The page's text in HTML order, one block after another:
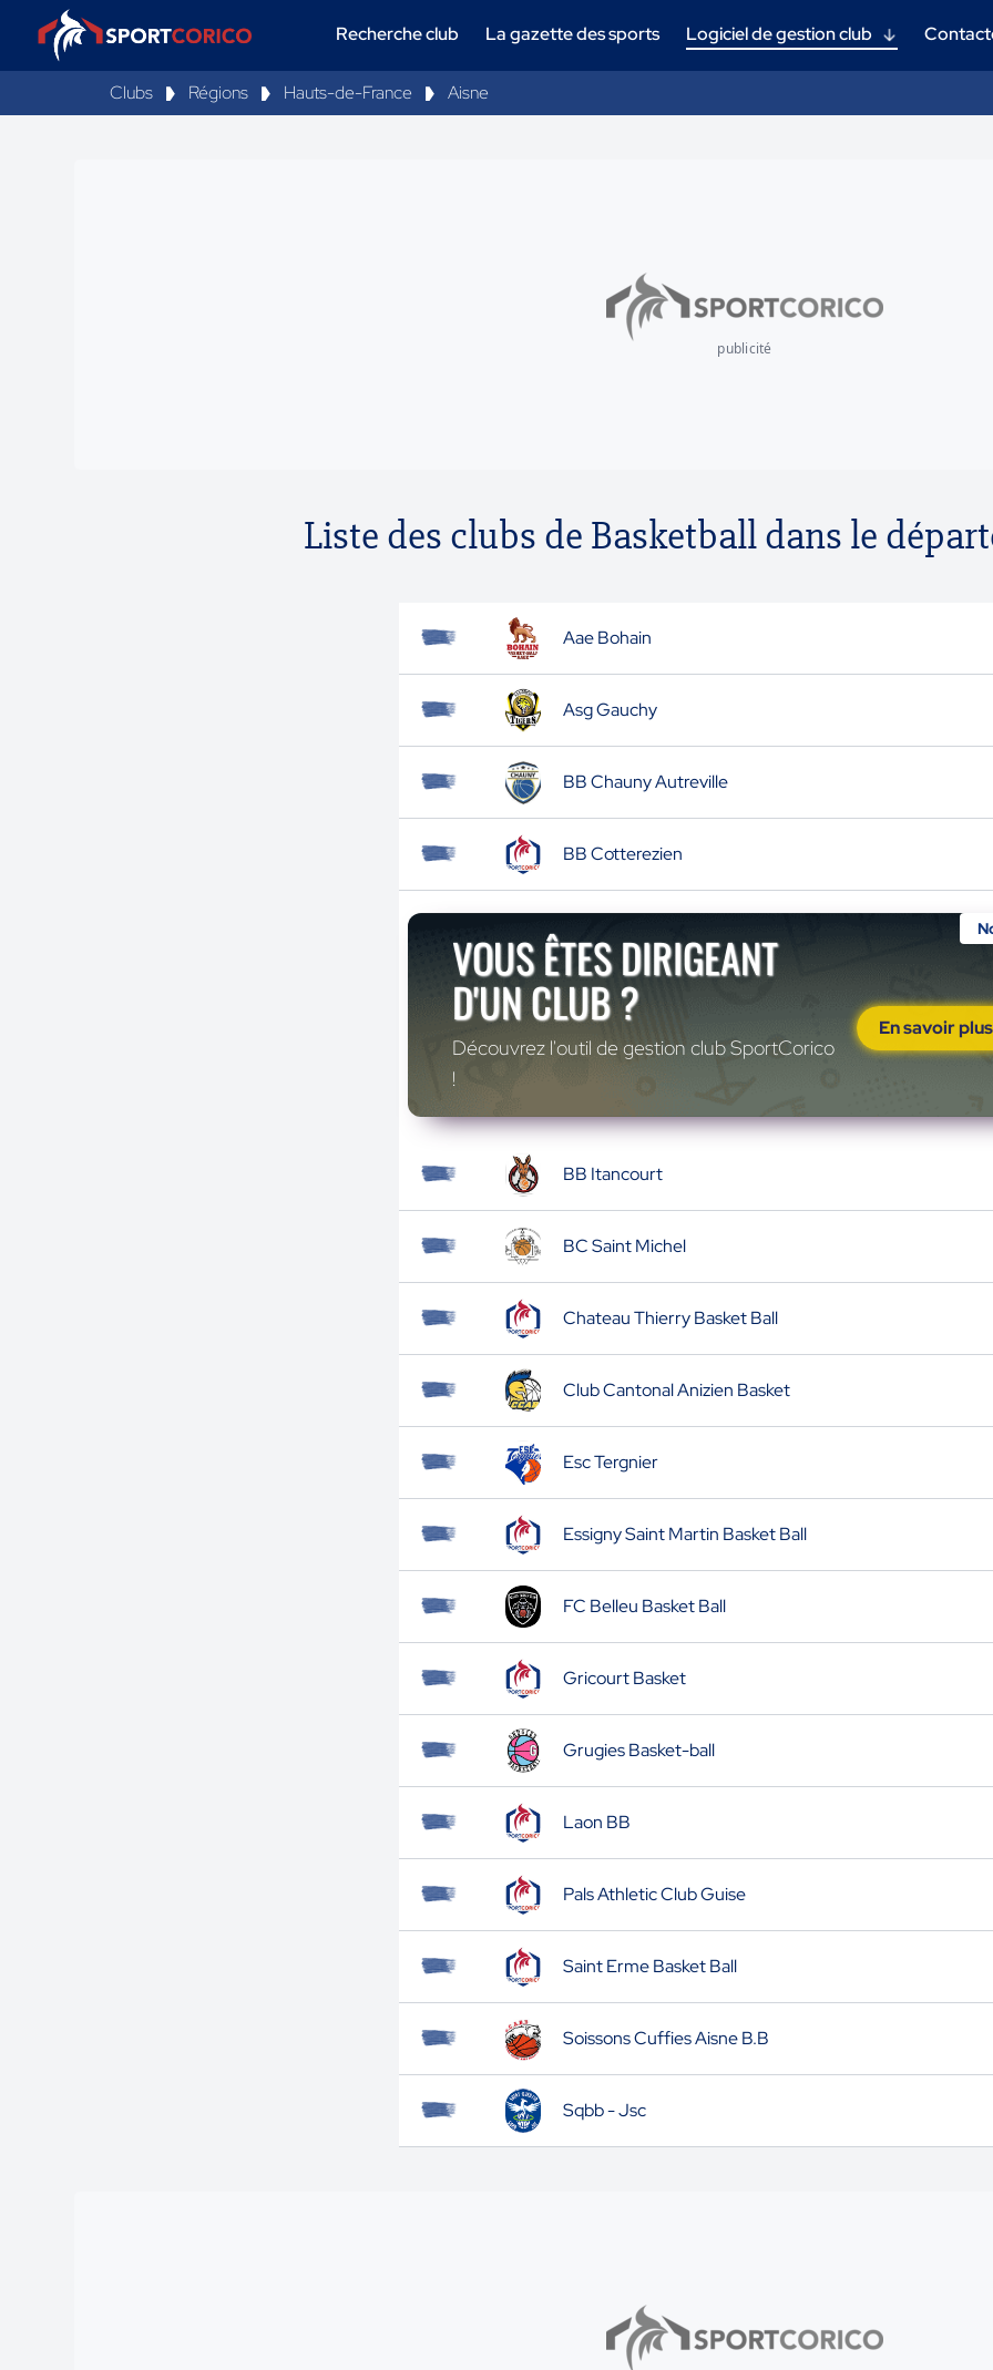
Recherche club La gazette des sports Logiciel de gestion club
Clubs Régions Hauts-de-France Aisne
publicité
Liste des clubs de Basketball dans le
Aae Bohain
Asg Gauchy
BB Chauny Autreville
BB Cotterezien
VOUS ÊTES DIRIGEANT
D'UN CLUB ?
Découvrez l'outil de gestion club SportCorico
!
En savoir plus
BB Itancourt
BC Saint Michel
Chateau Thierry Basket Ball
Club Cantonal Anizien Basket
Esc Tergnier
Essigny Saint Martin Basket Ball
FC Belleu Basket Ball
Gricourt Basket
Grugies Basket-ball
Laon BB
Pals Athletic Club Guise
Saint Erme Basket Ball
Soissons Cuffies Aisne B.B
Sqbb - Jsc